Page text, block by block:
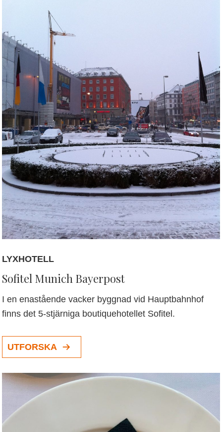
LYXHOTELL
Sofitel Munich Bayerpost
I en enastående vacker byggnad vid Hauptbahnhof
finns det 5-stjärniga boutiquehotellet Sofitel.
UTFORSKA